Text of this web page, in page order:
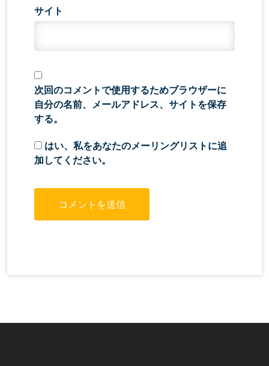
サイト
次回のコメントで使用するためブラウザーに
自分の名前、メールアドレス、サイトを保存
する。
はい、私をあなたのメーリングリストに追
加してください。